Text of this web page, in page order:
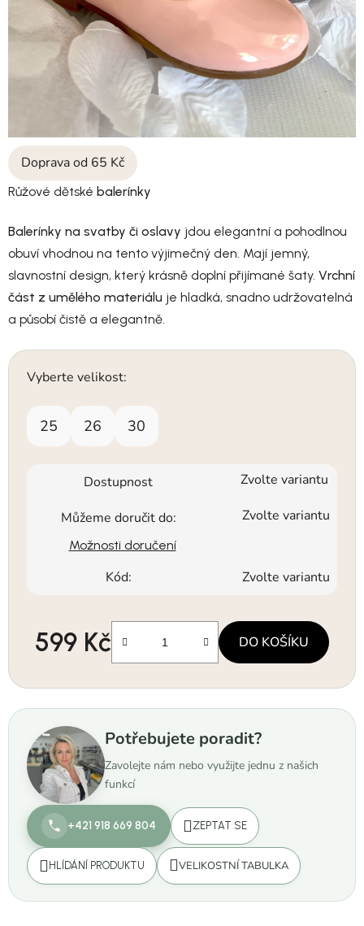
Doprava od 65 Kč
Růžové dětské balerínky
Balerínky na svatby či oslavy jdou elegantní a pohodlnou
obuví vhodnou na tento výjimečný den. Mají jemný,
slavnostní design, který krásně doplní přijímané šaty. Vrchní
část z umělého materiálu je hladká, snadno udržovatelná
a působí čistě a elegantně.
Vyberte velikost:
25 26 30
Dostupnost Zvolte variantu
Můžeme doručit do: Zvolte variantu
Možnosti doručení
Kód: Zvolte variantu
599 Kč DO KOŠÍKU
Potřebujete poradit?
Zavolejte nám nebo využijte jednu z našich
funkcí
+421 918 669 804 ZEPTAT SE
HLÍDÁNÍ PRODUKTU VELIKOSTNÍ TABULKA